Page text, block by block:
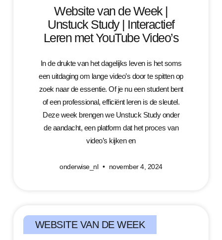
Website van de Week |
Unstuck Study | Interactief
Leren met YouTube Video’s
In de drukte van het dagelijks leven is het soms
een uitdaging om lange video’s door te spitten op
zoek naar de essentie. Of je nu een student bent
of een professional, efficiënt leren is de sleutel.
Deze week brengen we Unstuck Study onder
de aandacht, een platform dat het proces van
video’s kijken en
onderwise_nl november 4, 2024
WEBSITE VAN DE WEEK